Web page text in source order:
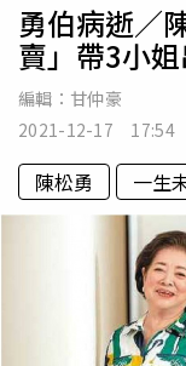
勇伯病逝／
賣」帶3小
編輯： 甘仲豪
2021-12-17 17:54
陳松勇 一生